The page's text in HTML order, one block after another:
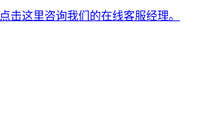
点击这里咨询我们的在线客服经理。